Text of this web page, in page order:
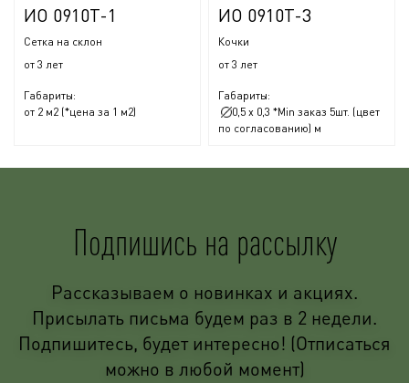
ИО 0910Т-1
Сетка на склон
от 3 лет
Габариты:
от 2 м2 (*цена за 1 м2)
ИО 0910Т-3
Кочки
от 3 лет
Габариты:
0,5 x 0,3 *Min заказ 5шт. (цвет
по согласованию) м
Подпишись на рассылку
Рассказываем о новинках и акциях.
Присылать письма будем раз в 2 недели.
Подпишитесь, будет интересно! (Отписаться
можно в любой момент)